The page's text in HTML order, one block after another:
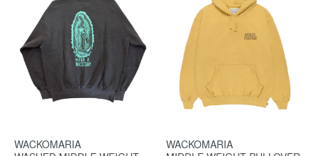
WACKOMARIA
WACKOMARIA